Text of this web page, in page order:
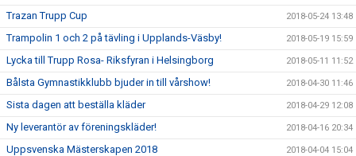
Trazan Trupp Cup 2018-05-24 13:48
Trampolin 1 och 2 på tävling i Upplands-Väsby! 2018-05-19 15:59
Lycka till Trupp Rosa- Riksfyran i Helsingborg 2018-05-11 11:52
Bålsta Gymnastikklubb bjuder in till vårshow! 2018-04-30 11:46
Sista dagen att beställa kläder 2018-04-29 12:08
Ny leverantör av föreningskläder! 2018-04-16 20:34
Uppsvenska Mästerskapen 2018 2018-04-04 15:04